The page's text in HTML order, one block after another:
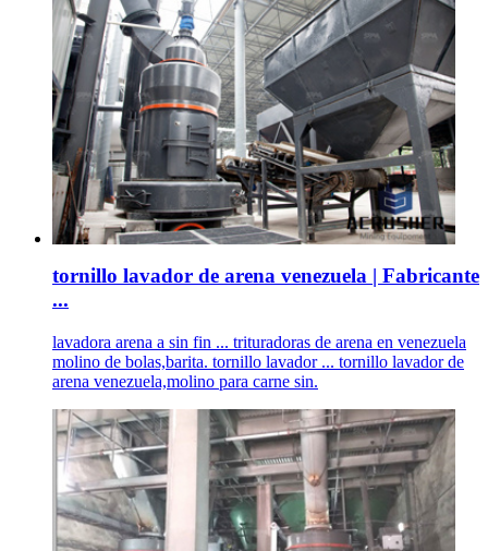
tornillo lavador de arena venezuela | Fabricante
...
lavadora arena a sin fin ... trituradoras de arena en venezuela
molino de bolas,barita. tornillo lavador ... tornillo lavador de
arena venezuela,molino para carne sin.